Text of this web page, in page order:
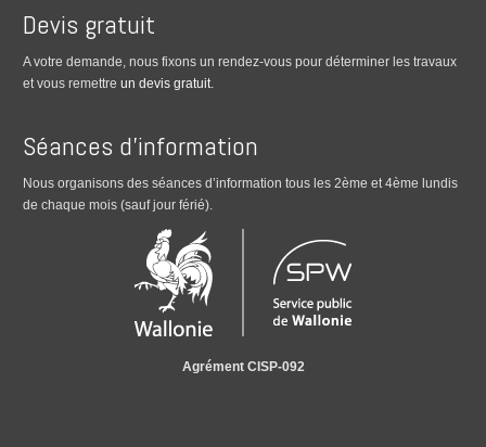
Devis gratuit
A votre demande, nous fixons un rendez-vous pour déterminer les travaux
et vous remettreun devis gratuit.
Séances d’information
Nous organisons des séances d’information tous les 2ème et 4ème lundis
de chaque mois (sauf jour férié).
Agrément CISP-092